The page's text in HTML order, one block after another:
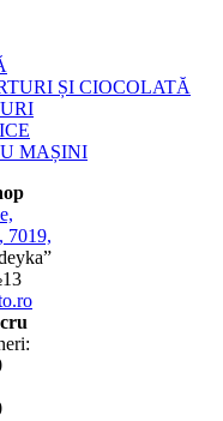
ȘI CIOCOLATĂ
MAȘINI
7019,